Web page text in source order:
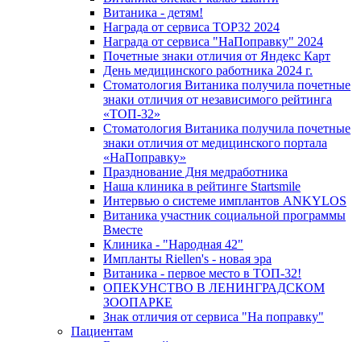
Витаника - детям!
Награда от сервиса TOP32 2024
Награда от сервиса "НаПоправку" 2024
Почетные знаки отличия от Яндекс Карт
День медицинского работника 2024 г.
Стоматология Витаника получила почетные
знаки отличия от независимого рейтинга
«ТОП-32»
Стоматология Витаника получила почетные
знаки отличия от медицинского портала
«НаПоправку»
Празднование Дня медработника
Наша клиника в рейтинге Startsmile
Интервью о системе имплантов ANKYLOS
Витаника участник социальной программы
Вместе
Клиника - "Народная 42"
Импланты Riellen's - новая эра
Витаника - первое место в ТОП-32!
ОПЕКУНСТВО В ЛЕНИНГРАДСКОМ
ЗООПАРКЕ
Знак отличия от сервиса "На поправку"
Пациентам